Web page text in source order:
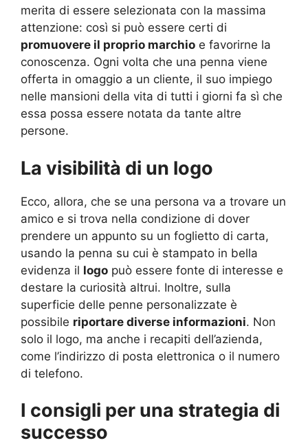
merita di essere selezionata con la massima
attenzione: così si può essere certi di
promuovere il proprio marchio e favorirne la
conoscenza. Ogni volta che una penna viene
offerta in omaggio a un cliente, il suo impiego
nelle mansioni della vita di tutti i giorni fa sì che
essa possa essere notata da tante altre
persone.
La visibilità di un logo
Ecco, allora, che se una persona va a trovare un
amico e si trova nella condizione di dover
prendere un appunto su un foglietto di carta,
usando la penna su cui è stampato in bella
evidenza il logo può essere fonte di interesse e
destare la curiosità altrui. Inoltre, sulla
superficie delle penne personalizzate è
possibile riportare diverse informazioni. Non
solo il logo, ma anche i recapiti dell’azienda,
come l’indirizzo di posta elettronica o il numero
di telefono.
I consigli per una strategia di
successo